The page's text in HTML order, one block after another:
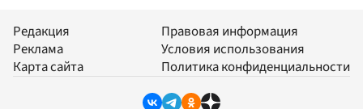
Редакция
Реклама
Карта сайта
Правовая информация
Условия использования
Политика конфиденциальности